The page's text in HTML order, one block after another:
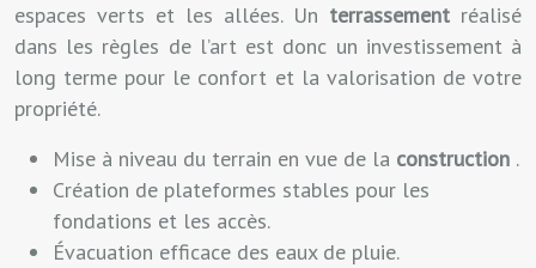
espaces verts et les allées. Un terrassement réalisé
dans les règles de l’art est donc un investissement à
long terme pour le confort et la valorisation de votre
propriété.
Mise à niveau du terrain en vue de la construction .
Création de plateformes stables pour les
fondations et les accès.
Évacuation efficace des eaux de pluie.